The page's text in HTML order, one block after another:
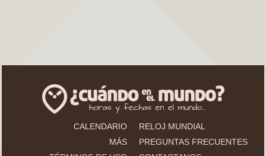
CALENDARIO
RELOJ MUNDIAL
MÁS
PREGUNTAS FRECUENTES